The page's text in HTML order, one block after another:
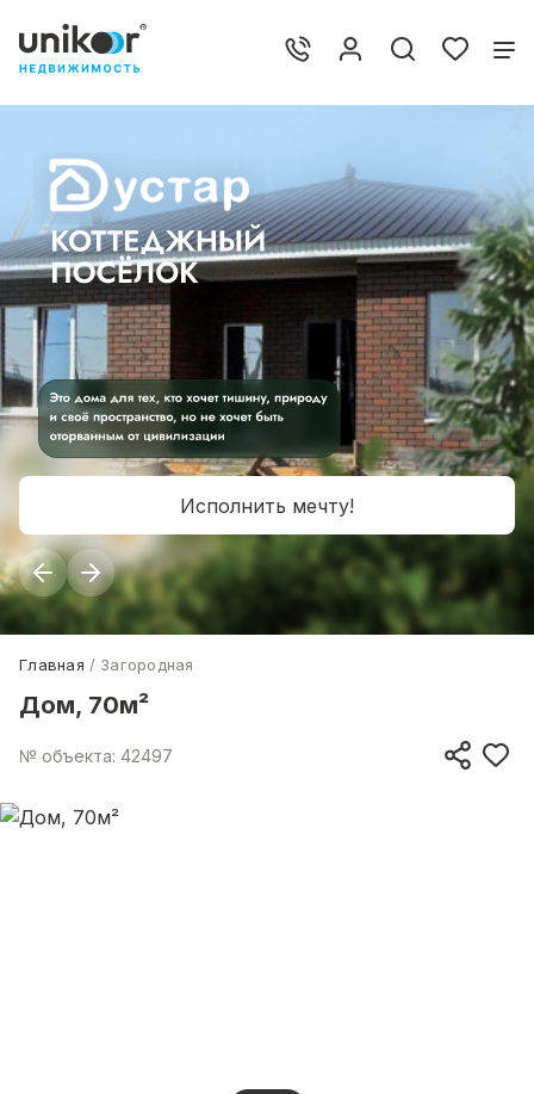
Исполнить мечту!
Главная Загородная
Дом, 70м²
№ объекта: 42497